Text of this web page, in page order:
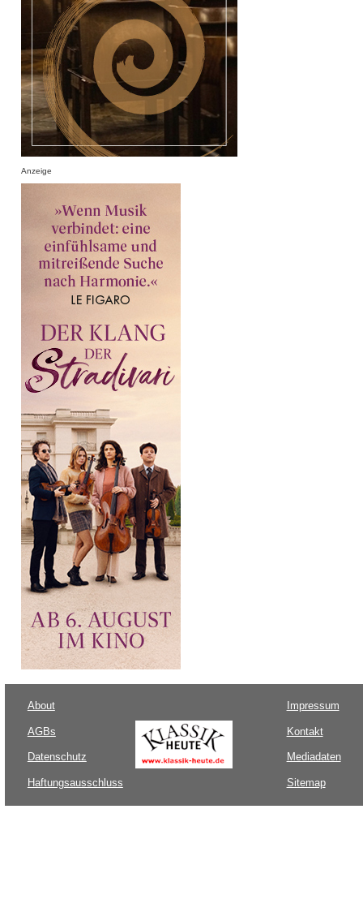
Anzeige
About
AGBs
Datenschutz
Haftungsausschluss
Impressum
Kontakt
Mediadaten
Sitemap